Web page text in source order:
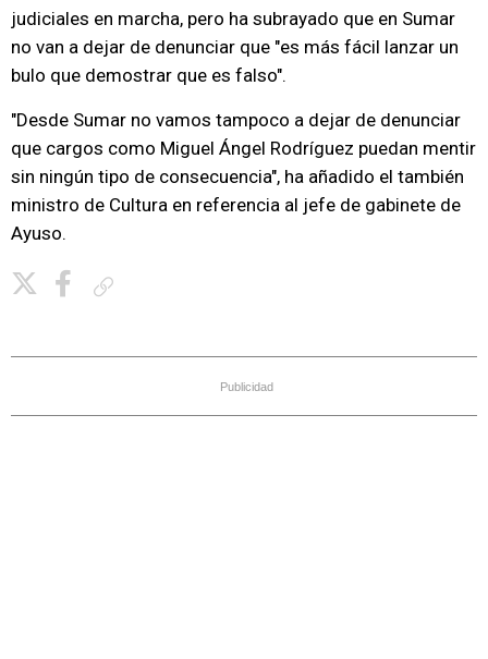
judiciales en marcha, pero ha subrayado que en Sumar
no van a dejar de denunciar que "es más fácil lanzar un
bulo que demostrar que es falso".
"Desde Sumar no vamos tampoco a dejar de denunciar
que cargos como Miguel Ángel Rodríguez puedan mentir
sin ningún tipo de consecuencia", ha añadido el también
ministro de Cultura en referencia al jefe de gabinete de
Ayuso.
Publicidad